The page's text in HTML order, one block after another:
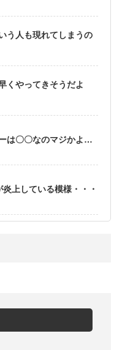
う人も現れてしまうの
くやってきそうだよ
は〇〇なのマジかよ…
炎上している模様・・・